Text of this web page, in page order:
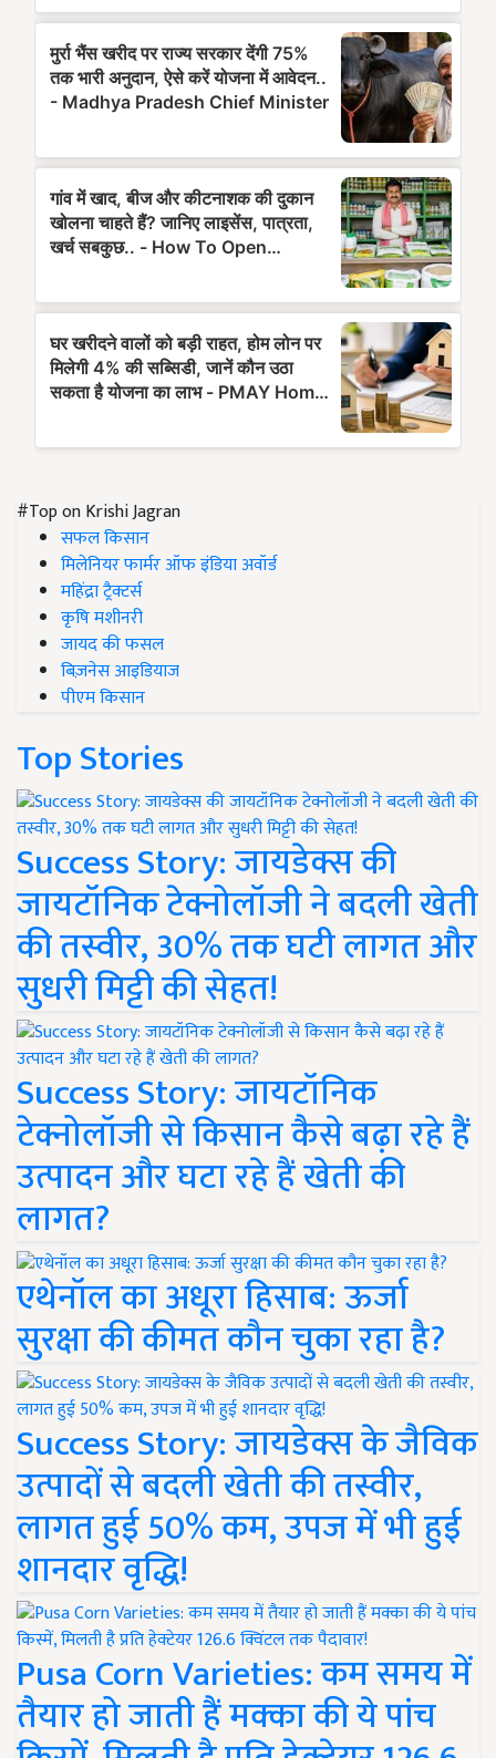
#Top on Krishi Jagran
सफल किसान
मिलेनियर फार्मर ऑफ इंडिया अवॉर्ड
महिंद्रा ट्रैक्टर्स
कृषि मशीनरी
जायद की फसल
बिज़नेस आइडियाज
पीएम किसान
Top Stories
Success Story: जायडेक्स की
जायटॉनिक टेक्नोलॉजी ने बदली खेती
की तस्वीर, 30% तक घटी लागत और
सुधरी मिट्टी की सेहत!
Success Story: जायटॉनिक
टेक्नोलॉजी से किसान कैसे बढ़ा रहे हैं
उत्पादन और घटा रहे हैं खेती की
लागत?
एथेनॉल का अधूरा हिसाब: ऊर्जा
सुरक्षा की कीमत कौन चुका रहा है?
Success Story: जायडेक्स के जैविक
उत्पादों से बदली खेती की तस्वीर,
लागत हुई 50% कम, उपज में भी हुई
शानदार वृद्धि!
Pusa Corn Varieties: कम समय में
तैयार हो जाती हैं मक्का की ये पांच